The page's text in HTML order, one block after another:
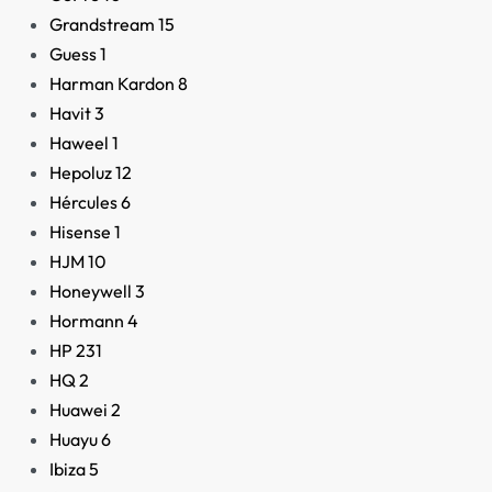
Grandstream 15
Guess1
Harman Kardon 8
Havit3
Haweel 1
Hepoluz12
Hércules6
Hisense 1
HJM10
Honeywell 3
Hormann 4
HP 231
HQ2
Huawei 2
Huayu6
Ibiza5